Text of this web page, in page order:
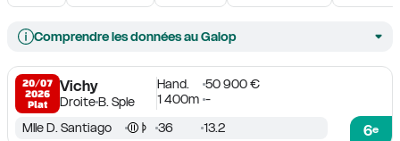
Comprendre les données au Galop
20/07
2026
Plat
Vichy
DroiteB. Sple
Hand.
50 900 €
1 400m -
6e
Mlle D. Santiago 36 13.2